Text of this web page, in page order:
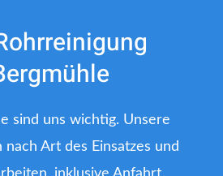
sind uns wichtig. Unsere
Art des Einsatzes und